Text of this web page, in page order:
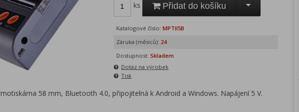
ks Přidat do košíku
Katalogové číslo: MPTII5B
Záruka (měsíců): 24
Dostupnost: Skladem
Dotaz na výrobek
Tisk
58 mm, Bluetooth 4.0, připojitelná k Android a Windows. Napájení 5 V.